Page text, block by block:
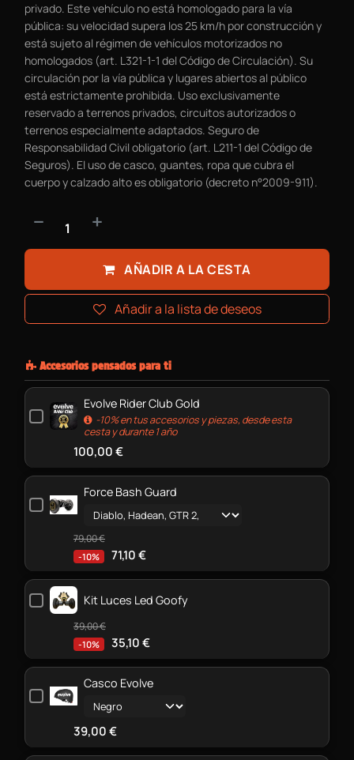
privado. Este vehículo no está homologado para la vía
pública: su velocidad supera los 25 km/h por construcción y
está sujeto al régimen de vehículos motorizados no
homologados (art. L321-1-1 del Código de Circulación). Su
circulación por la vía pública y lugares abiertos al público
está estrictamente prohibida. Uso exclusivamente
reservado a terrenos privados, circuitos autorizados o
terrenos especialmente adaptados. Seguro de
Responsabilidad Civil obligatorio (art. L211-1 del Código de
Seguros). El uso de casco, guantes, ropa que cubra el
cuerpo y calzado alto es obligatorio (decreto n°2009-911).
AÑADIR A LA CESTA
Añadir a la lista de deseos
Accesorios pensados para ti
Evolve Rider Club Gold
-10% en tus accesorios y piezas, desde esta
cesta y durante 1 año
100,00€
Force Bash Guard
79,00€
-10% 71,10€
Kit Luces Led Goofy
39,00€
-10% 35,10€
Casco Evolve
39,00€